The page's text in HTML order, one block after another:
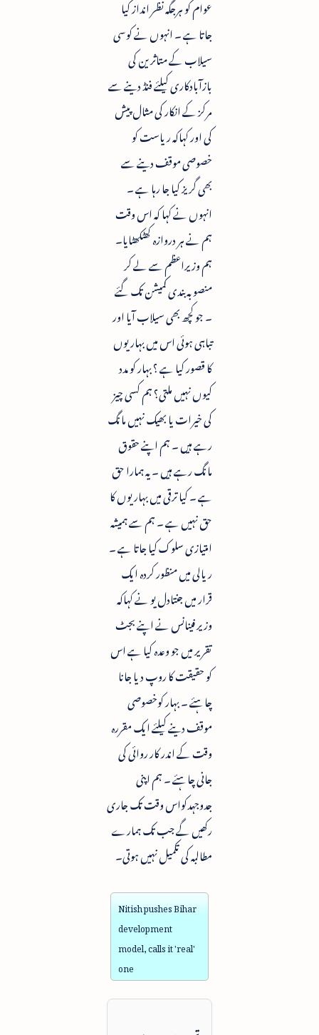
عوام کو ہرجگہ نظر انداز کیا
جاتا ہے ۔ انہوں نے کوسی
سیلاب کے متاثرین کی
بازآبادکاری کیلئے فنڈ دینے سے
مرکز کے انکار کی مثال پیش
کی اور کہاکہ ریاست کو
خصوصی موقف دینے سے
بھی گریز کیا جا رہا ہے ۔
انہوں نے کہا کہ اس وقت
ہم نے ہر دروازہ کھٹکھٹایا۔
ہم وزیراعظم سے لے کر
منصوبہ بندی کمیشن تک گئے
۔ جو کچھ بھی سیلاب آیا اور
تباہی ہوئی اس میں بہاریوں
کا قصور کیا ہے ؟ بہار کو مدد
کیوں نہیں ملتی؟ ہم کسی چیز
کی خیرات یا بھیک نہیں مانگ
رہے ہیں ۔ ہم اپنے حقوق
مانگ رہے ہیں ۔ یہ ہمارا حق
ہے ۔ کیا ترقی میں بہاریوں کا
حق نہیں ہے ۔ ہم سے ہمیشہ
امتیازی سلوک کیا جاتا ہے ۔
ریالی میں منظور کردہ ایک
قرار میں جنتادل یو نے کہاکہ
وزیر فینانس نے اپنے بجٹ
تقریر میں جو وعدہ کیا ہے اس
کو حقیقت کا روپ دیا جانا
چاہئے ۔ بہار کوخصوصی
موقف دینے کیلئے ایک مقررہ
وقت کے اندر کار روائی کی
جانی چاہئے ۔ ہم اپنی
جدوجہدکواس وقت تک جاری
رکھیں گے جب تک ہمارے
مطالبہ کی تکمیل نہیں ہوتی۔
Nitish pushes Bihar
development
model, calls it 'real'
one